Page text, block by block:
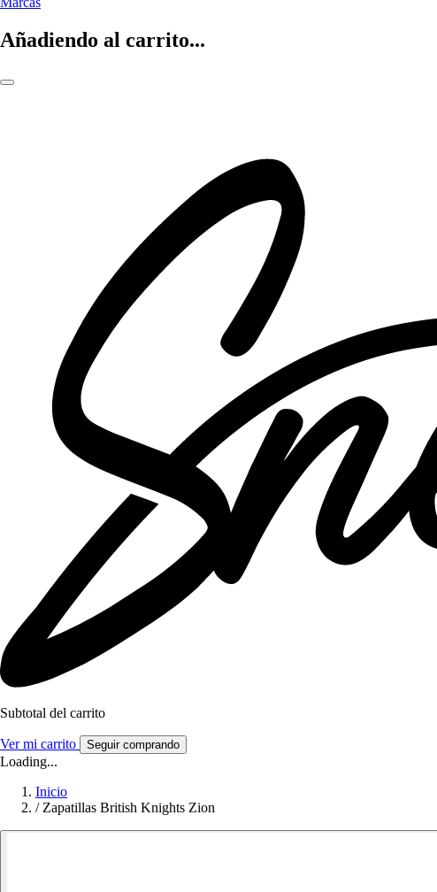
Añadiendo al carrito...
Subtotal del carrito
Ver mi carrito Seguir comprando
Loading...
Inicio
/ Zapatillas British Knights Zion